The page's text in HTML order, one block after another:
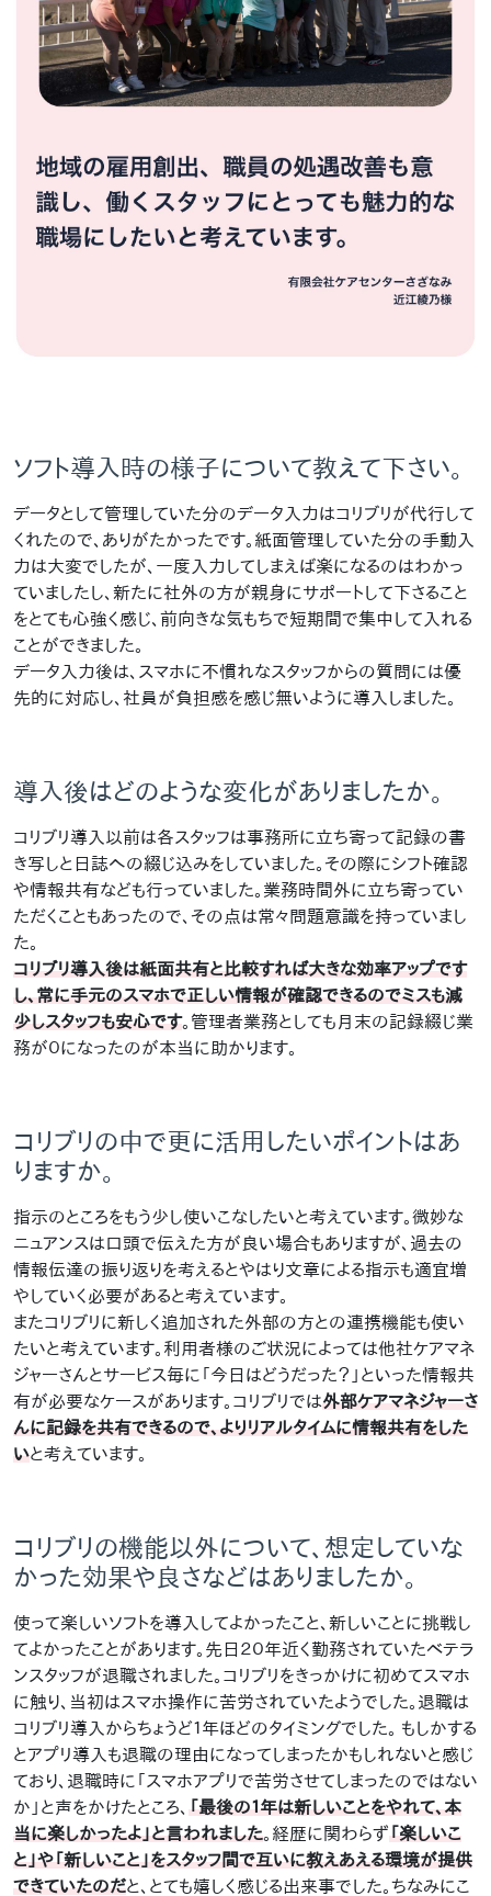
ソフト導入時の様子について教えて下さい。
データとして管理していた分のデータ入力はコリブリが代行して
くれたので、ありがたかったです。紙面管理していた分の手動入
力は大変でしたが、一度入力してしまえば楽になるのはわかっ
ていましたし、新たに社外の方が親身にサポートして下さること
をとても心強く感じ、前向きな気もちで短期間で集中して入れる
ことができました。
データ入力後は、スマホに不慣れなスタッフからの質問には優
先的に対応し、社員が負担感を感じ無いように導入しました。
導入後はどのような変化がありましたか。
コリブリ導入以前は各スタッフは事務所に立ち寄って記録の書
き写しと日誌への綴じ込みをしていました。その際にシフト確認
や情報共有なども行っていました。業務時間外に立ち寄ってい
ただくこともあったので、その点は常々問題意識を持っていまし
た。
コリブリ導入後は紙面共有と比較すれば大きな効率アップです
し、常に手元のスマホで正しい情報が確認できるのでミスも減
少しスタッフも安心です。管理者業務としても月末の記録綴じ業
務が０になったのが本当に助かります。
コリブリの中で更に活用したいポイントはあ
りますか。
指示のところをもう少し使いこなしたいと考えています。微妙な
ニュアンスは口頭で伝えた方が良い場合もありますが、過去の
情報伝達の振り返りを考えるとやはり文章による指示も適宜増
やしていく必要があると考えています。
またコリブリに新しく追加された外部の方との連携機能も使い
たいと考えています。利用者様のご状況によっては他社ケアマネ
ジャーさんとサービス毎に「今日はどうだった？」といった情報共
有が必要なケースがあります。コリブリでは外部ケアマネジャーさ
んに記録を共有できるので、よりリアルタイムに情報共有をした
いと考えています。
コリブリの機能以外について、想定していな
かった効果や良さなどはありましたか。
使って楽しいソフトを導入してよかったこと、新しいことに挑戦し
てよかったことがあります。先日２０年近く勤務されていたベテラ
ンスタッフが退職されました。コリブリをきっかけに初めてスマホ
に触り、当初はスマホ操作に苦労されていたようでした。退職は
コリブリ導入からちょうど１年ほどのタイミングでした。 もしかする
とアプリ導入も退職の理由になってしまったかもしれないと感じ
ており、退職時に「スマホアプリで苦労させてしまったのではない
か」と声をかけたところ、 「最後の１年は新しいことをやれて、本
当に楽しかったよ」と言われました。経歴に関わらず「楽しいこ
と」や「新しいこと」をスタッフ間で互いに教えあえる環境が提供
できていたのだと、とても嬉しく感じる出来事でした。ちなみにこ